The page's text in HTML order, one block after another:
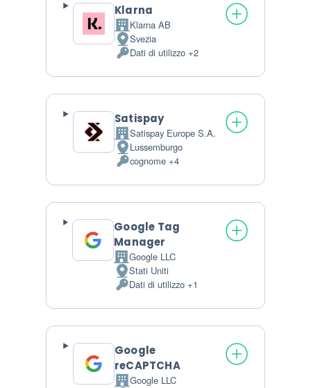
Klarna
Azienda:Klarna AB
Luogo del trattamento:
Svezia
Dati Personali trattati:
Dati di utilizzo +2
Satispay
Azienda:
Satispay Europe S.A.
Luogo del trattamento:
Lussemburgo
Dati Personali trattati:
cognome +4
Google Tag
Manager
Azienda:Google LLC
Luogo del trattamento:
Stati Uniti
Dati Personali trattati:
Dati di utilizzo +1
Google
reCAPTCHA
Azienda:Google LLC